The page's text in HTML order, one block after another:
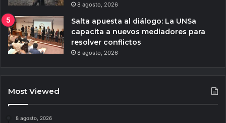
8 agosto, 2026
Salta apuesta al diálogo: La UNSa
capacita a nuevos mediadores para
resolver conflictos
8 agosto, 2026
Most Viewed
8 agosto, 2026